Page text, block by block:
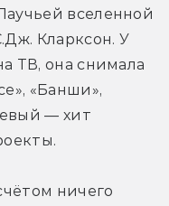
вселенной
Кларксон. У
ТВ, она снимала
«Банши»,
— хит
ничего